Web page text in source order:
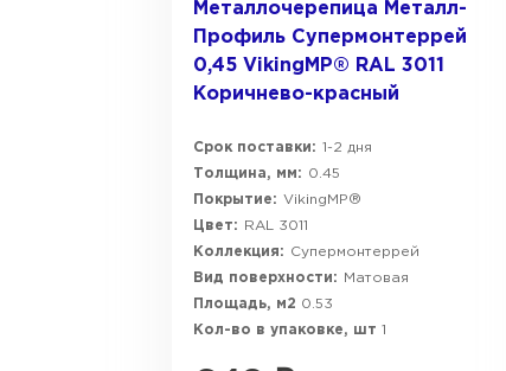
Металлочерепица Металл-
Профиль Супермонтеррей
0,45 VikingMP® RAL 3011
Коричнево-красный
Срок поставки: 1-2 дня
Толщина, мм:
0.45
Покрытие: VikingMP®
Цвет:
RAL 3011
Коллекция:
Супермонтеррей
Вид поверхности:
Матовая
Площадь, м2 0.53
Кол-во в упаковке, шт 1